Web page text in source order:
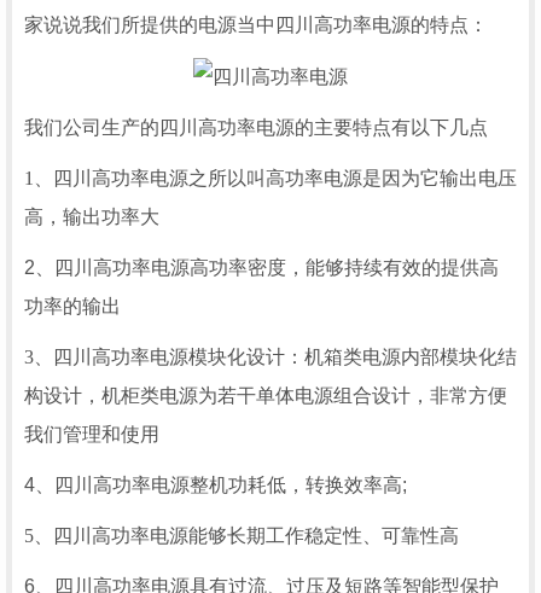
家说说我们所提供的电源当中四川高功率电源的特点：
我们公司生产的四川高功率电源的主要特点有以下几点
1、四川高功率电源之所以叫高功率电源是因为它输出电压
高，输出功率大
2、 四川高功率电源高功率密度，能够持续有效的提供高
功率的输出
3、 四川高功率电源模块化设计： 机箱类电源内部模块化结
构设计，机柜类电源为若干单体电源组合设计，非常方便
我们管理和使用
4、 四川高功率电源整机功耗低，转换效率高;
5、 四川高功率电源能够长期工作稳定性、可靠性高
6、 四川高功率电源具有过流、过压及短路等智能型保护